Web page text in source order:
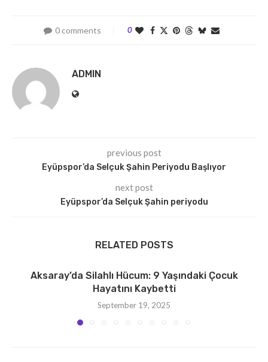
0 comments 0
ADMIN
previous post
Eyüpspor’da Selçuk Şahin Periyodu Başlıyor
next post
Eyüpspor’da Selçuk Şahin periyodu
RELATED POSTS
Aksaray’da Silahlı Hücum: 9 Yaşındaki Çocuk
Hayatını Kaybetti
September 19, 2025